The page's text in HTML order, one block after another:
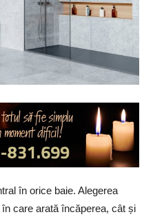
în orice baie. Alegerea
care arată încăperea, cât și